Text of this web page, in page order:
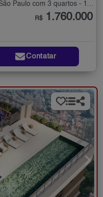
Apartamento à Venda no Jardim São Paulo com 3 quartos - 110 m²
R$ 1.760.000
Contatar